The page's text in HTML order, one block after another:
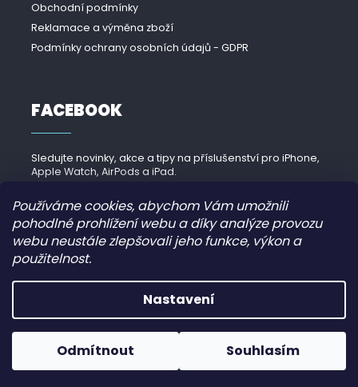
Používáme cookies, abychom Vám umožnili
pohodlné prohlížení webu a díky analýze provozu
webu neustále zlepšovali jeho funkce, výkon a
použitelnost.
Nastavení
Odmítnout Souhlasím
Obchodní podmínky
Reklamace a výměna zboží
Podmínky ochrany osobních údajů - GDPR
FACEBOOK
Sledujte novinky, akce a tipy na příslušenství pro iPhone,
Apple Watch, AirPods a iPad.
Vytvořil Shoptet
iPhonek.cz . Všechna práva vyhrazena.